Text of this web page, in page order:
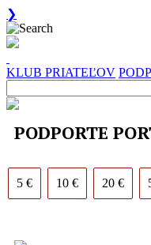
❯
KLUB PRIATEĽOV
PODPORTE
5 € 10 € 20 €